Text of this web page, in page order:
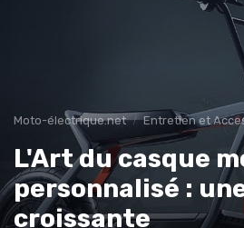
Moto-électrique.net Entretien et
L'Art du casque
personnalisé :
croissante